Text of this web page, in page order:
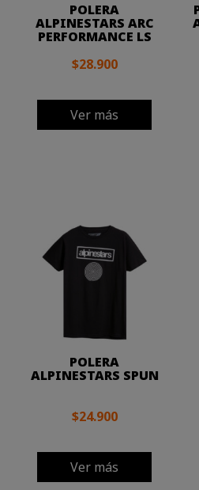
POLERA
ALPINESTARS ARC
PERFORMANCE LS
$28.900
Ver más
POLERA
ALPINESTARS SPUN
$24.900
Ver más